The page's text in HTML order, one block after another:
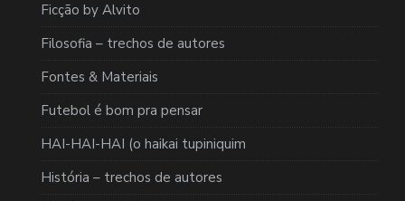
Ficção by Alvito
Filosofia – trechos de autores
Fontes & Materiais
Futebol é bom pra pensar
HAI-HAI-HAI (o haikai tupiniquim
História – trechos de autores